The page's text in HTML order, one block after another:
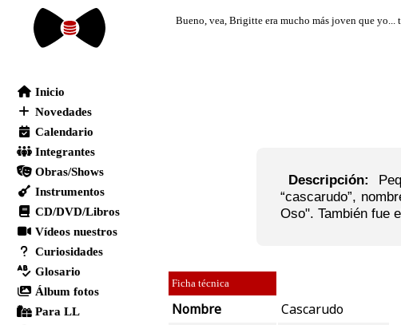
Descripción:
“cascarudo”,
Oso". También fue
Ficha técnica
Nombre
Cascarudo